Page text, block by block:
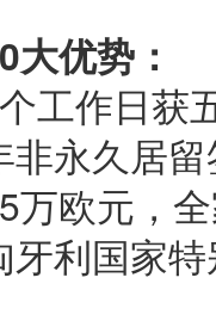
优势：
工作日获
永久居
欧元，
利国家